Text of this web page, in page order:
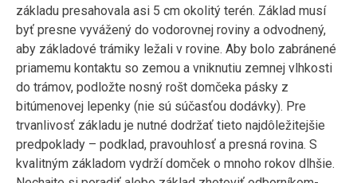
základu presahovala asi 5 cm okolitý terén. Základ musí
byť presne vyvážený do vodorovnej roviny a odvodnený,
aby základové trámiky ležali v rovine. Aby bolo zabránené
priamemu kontaktu so zemou a vniknutiu zemnej vlhkosti
do trámov, podložte nosný rošt domčeka pásky z
bitúmenovej lepenky (nie sú súčasťou dodávky). Pre
trvanlivosť základu je nutné dodržať tieto najdôležitejšie
predpoklady – podklad, pravouhlosť a presná rovina. S
kvalitným základom vydrží domček o mnoho rokov dlhšie.